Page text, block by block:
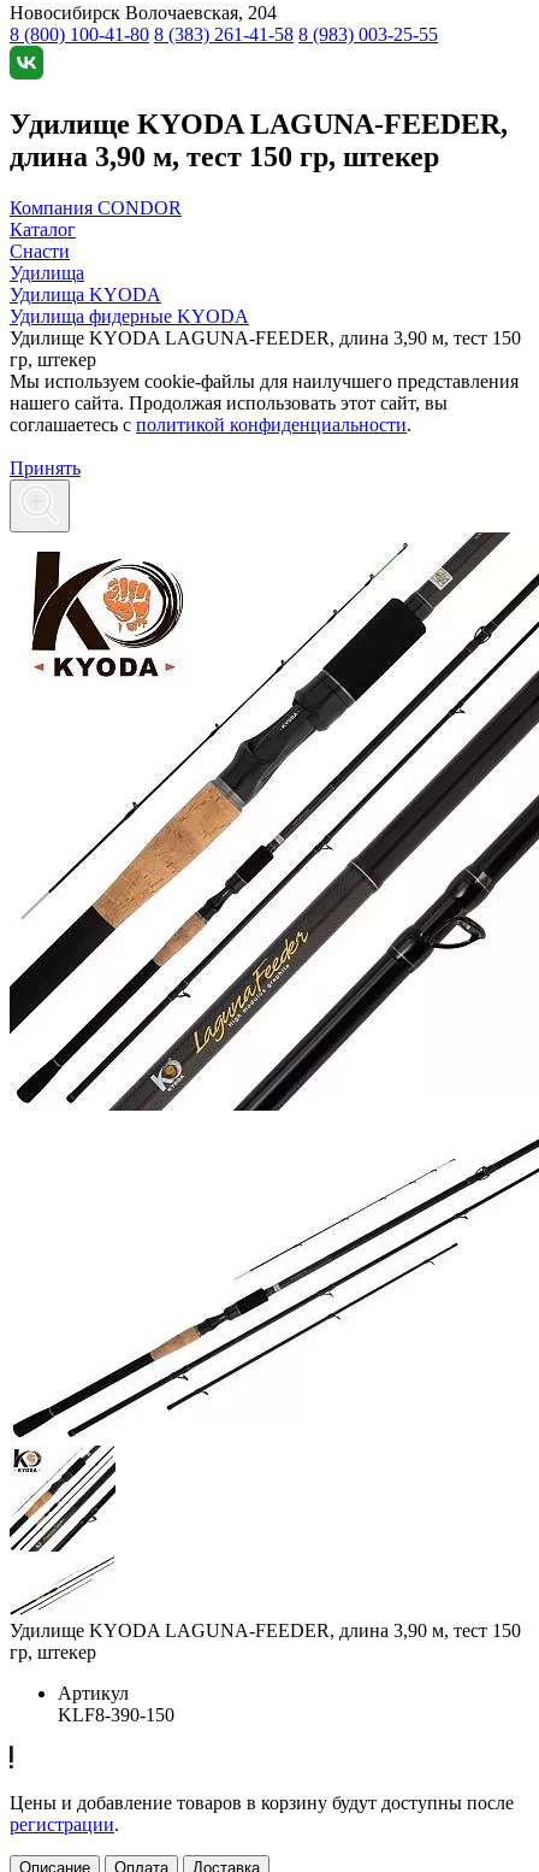
Новосибирск Волочаевская, 204
8 (800) 100-41-80 8 (383) 261-41-58 8 (983) 003-25-55
Удилище KYODA LAGUNA-FEEDER,
длина 3,90 м, тест 150 гр, штекер
Компания CONDOR
Каталог
Снасти
Удилища
Удилища KYODA
Удилища фидерные KYODA
Удилище KYODA LAGUNA-FEEDER, длина 3,90 м, тест 150
гр, штекер
Мы используем cookie-файлы для наилучшего представления
нашего сайта. Продолжая использовать этот сайт, вы
соглашаетесь c политикой конфиденциальности.
Принять
Удилище KYODA LAGUNA-FEEDER, длина 3,90 м, тест 150
гр, штекер
Артикул
KLF8-390-150
Цены и добавление товаров в корзину будут доступны после
регистрации.
Описание Оплата Доставка